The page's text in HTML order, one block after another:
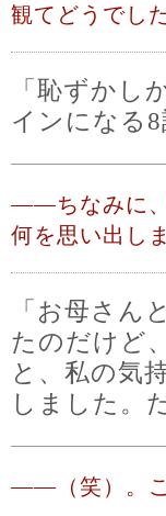
観てどうでし
「恥ずかし
インになる
――ちなみに
何を思い出し
「お母さん
たのだけど
と、私の気
しました。
―― （笑）。